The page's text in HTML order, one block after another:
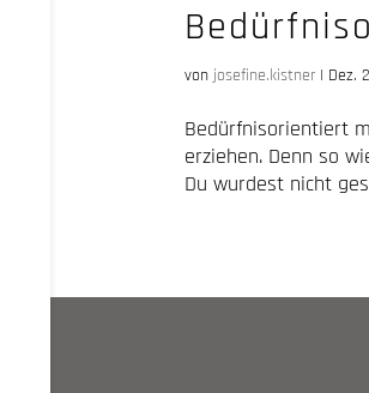
von josefine.kistner| Dez.
Bedürfnisorientiert
erziehen. Denn so
Du wurdest nicht